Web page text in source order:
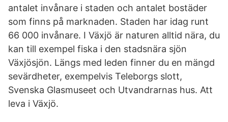
antalet invånare i staden och antalet bostäder
som finns på marknaden. Staden har idag runt
66 000 invånare. I Växjö är naturen alltid nära, du
kan till exempel fiska i den stadsnära sjön
Växjösjön. Längs med leden finner du en mängd
sevärdheter, exempelvis Teleborgs slott,
Svenska Glasmuseet och Utvandrarnas hus. Att
leva i Växjö.